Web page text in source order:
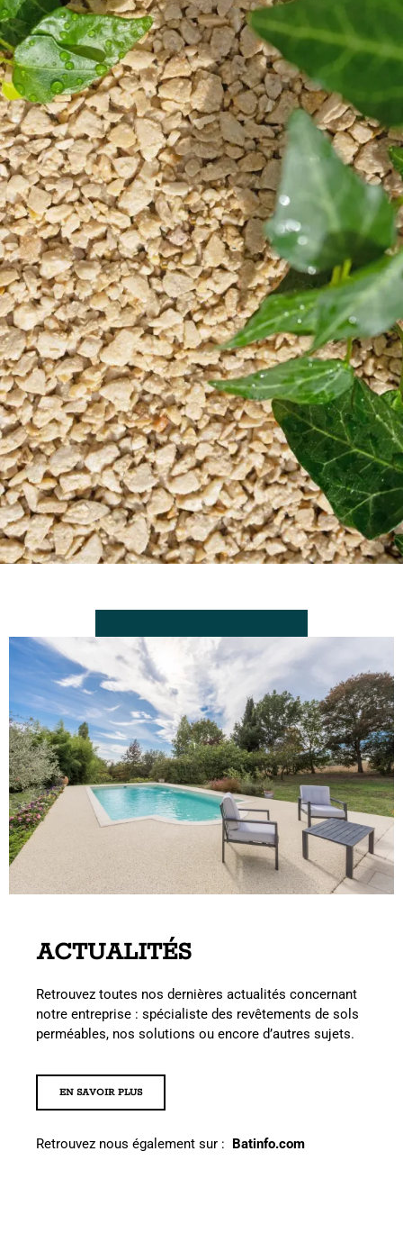
ACTUALITÉS
Retrouvez toutes nos dernières actualités concernant
notre entreprise : spécialiste des revêtements de sols
perméables, nos solutions ou encore d’autres sujets.
EN SAVOIR PLUS
Retrouvez nous également sur : Batinfo.com